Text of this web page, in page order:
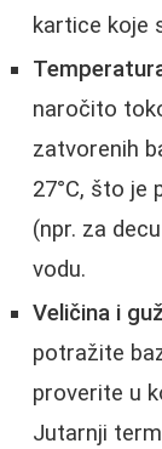
kartice koje
naročito
zatvorenih
27°C, što je
(npr. za
vodu.
Veličina i
potražite
proverite u
Jutarnji